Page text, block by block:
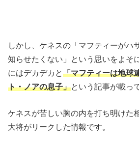
しかし、ケネスの「マフティーがハ
知らせたくない」という思いをよそ
にはデカデカと「マフティーは地球
ト・ノアの息子」という記事が載っ
ケネスが苦しい胸の内を打ち明けた
大将がリークした情報です。